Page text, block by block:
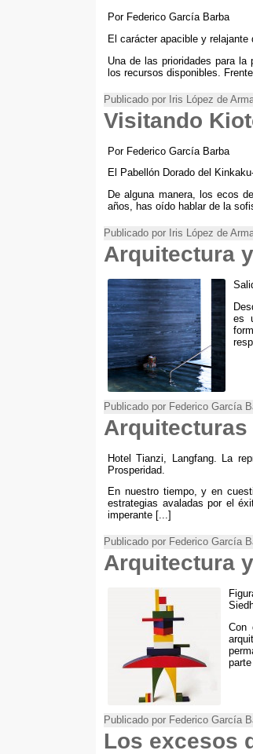
Por Federico García Barba
El carácter apacible y
Una de las prioridades para
los recursos disponibles.
Publicado por Iris López de
Visitando
Por Federico García Barba
El Pabellón Dorado del
De alguna manera, los ecos
años, has oído hablar de la
Publicado por Iris López de
Arquitectura
es
Publicado por Federico García
Hotel Tianzi, Langfang. La
Prosperidad.
En nuestro tiempo, y en
estrategias avaladas por el
imperante [...]
Publicado por Federico García
Arquitectura
Con
Publicado por Federico García
Los excesos